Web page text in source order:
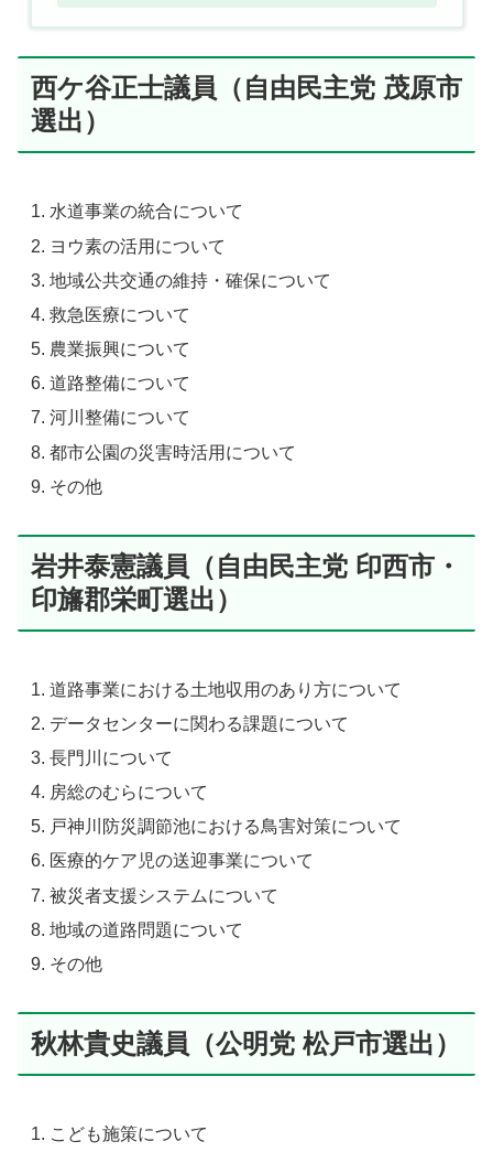
西ケ谷正士議員（自由民主党 茂原市
選出）
水道事業の統合について
ヨウ素の活用について
地域公共交通の維持・確保について
救急医療について
農業振興について
道路整備について
河川整備について
都市公園の災害時活用について
その他
岩井泰憲議員（自由民主党 印西市・
印旛郡栄町選出）
道路事業における土地収用のあり方について
データセンターに関わる課題について
長門川について
房総のむらについて
戸神川防災調節池における鳥害対策について
医療的ケア児の送迎事業について
被災者支援システムについて
地域の道路問題について
その他
秋林貴史議員（公明党 松戸市選出）
こども施策について